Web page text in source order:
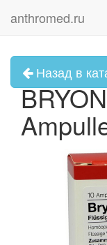
anthromed.ru
Назад в